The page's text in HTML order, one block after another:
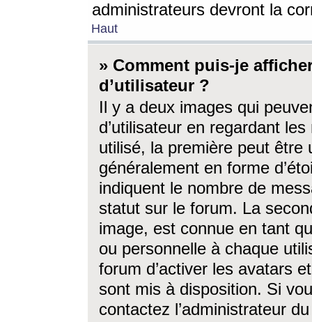
administrateurs devront la
Haut
» Comment puis-je
d’utilisateur ?
Il y a deux images qui
d’utilisateur en regardant
utilisé, la première peut être
généralement en forme
indiquent le nombre de
statut sur le forum. La
image, est connue en tant
ou personnelle à chaque
forum d’activer les avatars
sont mis à disposition. Si
contactez l’administrateur